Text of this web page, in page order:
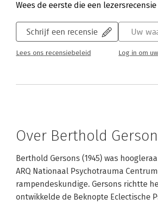
Wees de eerste die een
Schrijf een recensie
Lees ons recensiebeleid
Uw
Log in om
Over Berthold
Berthold Gersons (1945) was
ARQ Nationaal Psychotrauma
rampendeskundige. Gersons richtte
ontwikkelde de Beknopte Eclectische